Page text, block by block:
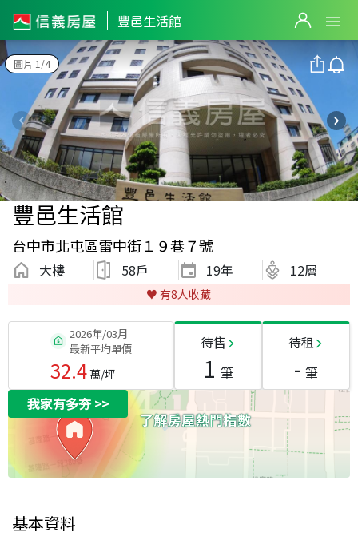
豐邑生活館
圖片 1/4
豐邑生活館
台中市北屯區雷中街１９巷７號
大樓 58戶 19年 12層
♥️ 有8人收藏
2026年/03月
最新平均單價
32.4萬/坪
待售
1 筆
待租
- 筆
我家有多夯>>
基本資料